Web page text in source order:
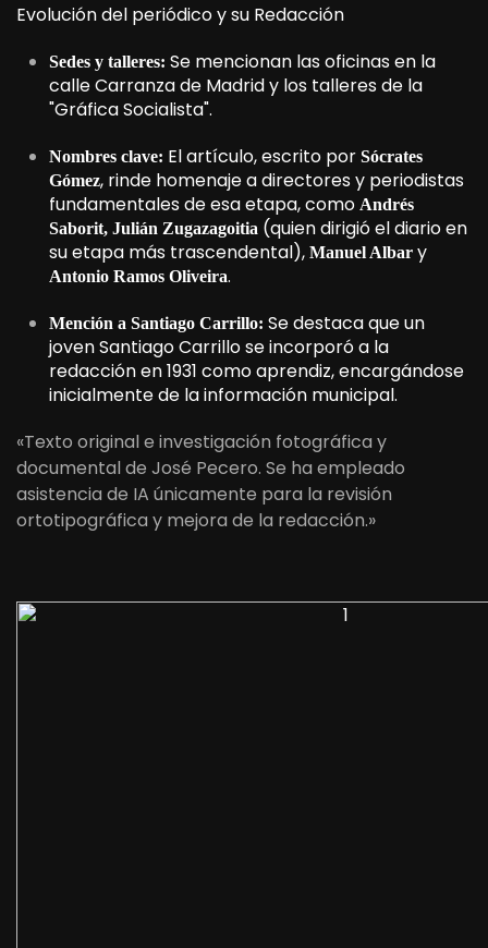
Evolución del periódico y su Redacción
Sedes y talleres: Se mencionan las oficinas en la
calle Carranza de Madrid y los talleres de la
"Gráfica Socialista".
Nombres clave: El artículo, escrito por Sócrates
Gómez, rinde homenaje a directores y periodistas
fundamentales de esa etapa, como Andrés
Saborit, Julián Zugazagoitia (quien dirigió el diario en
su etapa más trascendental), Manuel Albar y
Antonio Ramos Oliveira.
Mención a Santiago Carrillo: Se destaca que un
joven Santiago Carrillo se incorporó a la
redacción en 1931 como aprendiz, encargándose
inicialmente de la información municipal.
«Texto original e investigación fotográfica y
documental de José Pecero. Se ha empleado
asistencia de IA únicamente para la revisión
ortotipográfica y mejora de la redacción.»